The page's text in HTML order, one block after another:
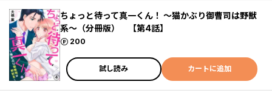
ちょっと待って真一くん！ ～猫かぶり御曹司は野獣
系～（分冊版） 【第4話】
200
ポイント
試し読み カートに追加